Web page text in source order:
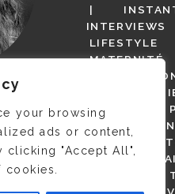
your browsing
ads or content,
clicking "Accept All",
MAIS
QUI A
!
LIFESTYLE
MATERNITÉ
(BUT
MAGOT !
PARIS
PRESSE
SALONS DE
VIDÉOS